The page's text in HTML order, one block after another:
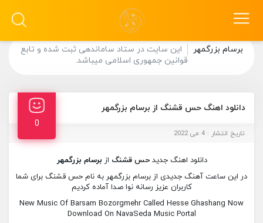
برسام بزرگمهر
این سایت در ستاد ساماندهی ثبت شده و تابع
قوانین جمهوری اسلامی میباشد.
دانلود اهنگ حس قشنگ از برسام بزرگمهر
0
تاریخ انتشار : 4 می 2022
دانلود اهنگ جدید حس قشنگ از برسام بزرگمهر
در این ساعت آهنگ جدیدی از برسام بزرگمهر به نام حس قشنگ برای شما
کاربران عزیز رسانه نوا صدا آماده کردیم
New Music Of Barsam Bozorgmehr Called Hesse Ghashang Now
Download On NavaSeda Music Portal